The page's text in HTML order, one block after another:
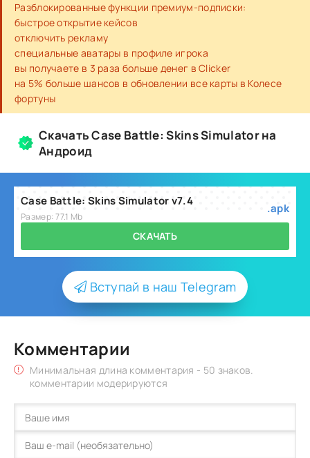
Разблокированные функции премиум-подписки:
быстрое открытие кейсов
отключить рекламу
специальные аватары в профиле игрока
вы получаете в 3 раза больше денег в Clicker
на 5% больше шансов в обновлении все карты в Колесе
фортуны
Скачать Case Battle: Skins Simulator на
Андроид
Case Battle: Skins Simulator v7.4
Размер: 77.1 Mb
.apk
СКАЧАТЬ
Вступай в наш Telegram
Комментарии
Минимальная длина комментария - 50 знаков.
комментарии модерируются